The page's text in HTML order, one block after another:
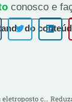
conosco e
do
LAS implementa eletroposto com energia limpa no Santa Maria Outlet